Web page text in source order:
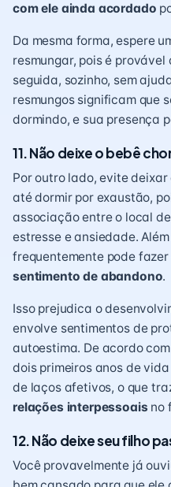
com ele ainda acordado
Da mesma forma, espere
resmungar, pois é provável
seguida, sozinho, sem
resmungos significam que
dormindo, e sua presença
11. Não deixe o bebê
Por outro lado, evite
até dormir por exaustão,
associação entre o local
estresse e ansiedade.
frequentemente pode
sentimento de abandono.
Isso prejudica o
envolve sentimentos de
autoestima. De acordo
dois primeiros anos de
de laços afetivos, o que
relações interpessoais no
12. Não deixe seu filho
Você provavelmente já